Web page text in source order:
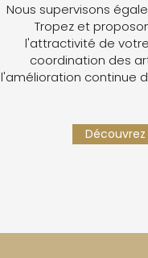
Nous supervisons
Tropez et
l'attractivité de
coordination des
l'amélioration continue